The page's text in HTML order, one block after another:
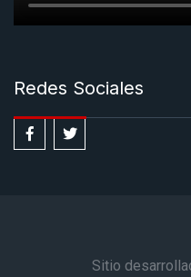
Redes Sociales
Sitio